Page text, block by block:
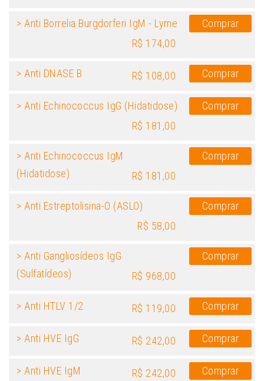
> Anti Borrelia Burgdorferi IgM - Lyme
R$ 174,00
Comprar
> Anti DNASE B R$ 108,00 Comprar
> Anti Echinococcus IgG (Hidatidose)
R$ 181,00
Comprar
> Anti Echinococcus IgM
(Hidatidose)
R$ 181,00
Comprar
> Anti Estreptolisina-O (ASLO)
R$ 58,00
Comprar
> Anti Gangliosídeos IgG
(Sulfatídeos)
R$ 968,00
Comprar
> Anti HTLV 1/2 R$ 119,00 Comprar
> Anti HVE IgG R$ 242,00 Comprar
> Anti HVE IgM R$ 242,00 Comprar